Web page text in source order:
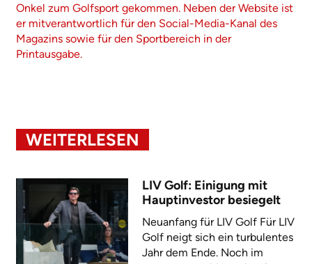
Onkel zum Golfsport gekommen. Neben der Website ist
er mitverantwortlich für den Social-Media-Kanal des
Magazins sowie für den Sportbereich in der
Printausgabe.
WEITERLESEN
LIV Golf: Einigung mit
Hauptinvestor besiegelt
Neuanfang für LIV Golf Für LIV
Golf neigt sich ein turbulentes
Jahr dem Ende. Noch im